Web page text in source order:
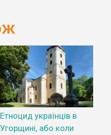
Етноцид українців в
Угорщині, або коли